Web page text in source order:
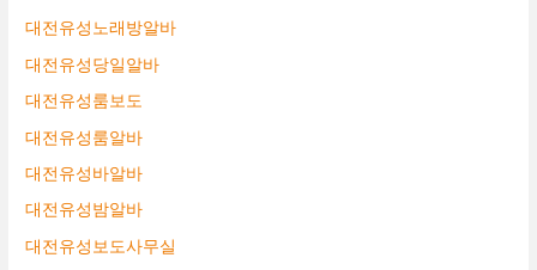
대전유성노래방알바
대전유성당일알바
대전유성룸보도
대전유성룸알바
대전유성바알바
대전유성밤알바
대전유성보도사무실